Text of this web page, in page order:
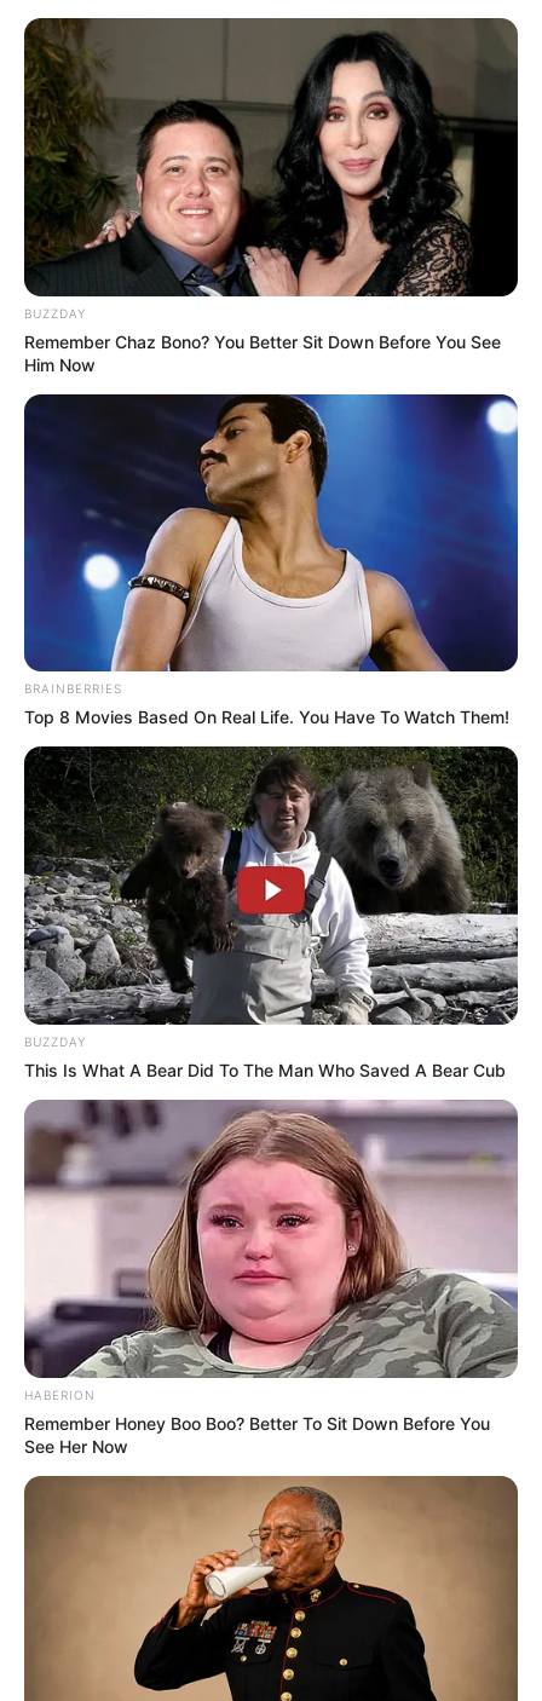
Weimar - Ilmpark - Römisches Haus
Weimar Museen Hotels Veranstaltungen
« zurück Weimar weiter»
Bald ist Mariä Himmelfahrt: Sonnabend, den 15.08.2026
Am Römischen Haus imIlmparkist sehr deutlich die
Vorbildwirkung der antiken Zeit erkennbar. Das
klassizistische Bauwerk wurde 1792-1797 als
Sommerhaus fürHerzog Carl Augusterrichtet. Die
Öffnungszeiten der im Ilmpark liegenden
Sehenswürdigkeiten:
Goethes Gartenhaus: Täglich von 10:00 Uhr - 18:00
Uhr (im Winter bis 16:00 Uhr) - Telefon: 03643-
545375
Römisches Haus: Täglich außer Montag von 10:00
Uhr - 13:00 Uhr und 14:00 Uhr - 18:00 Uhr (im
Winter geschlossen) - Telefon: 03643-545382
Parkhöhle: Täglich außer Montag von 10:00 Uhr
12:00 Uhr und 13:00 Uhr - 18:00 Uhr (im Winter bis
16:00 Uhr) - Telefon: 03643-511919
Bilder von Sehenswürdigkeiten in Weimar mit
BUZZDAY
Remember Chaz Bono? You Better Sit Down Before You See
Him Now
BRAINBERRIES
Top 8 Movies Based On Real Life. You Have To Watch Them!
BUZZDAY
This Is What A Bear Did To The Man Who Saved A Bear Cub
HABERION
Remember Honey Boo Boo? Better To Sit Down Before You
See Her Now